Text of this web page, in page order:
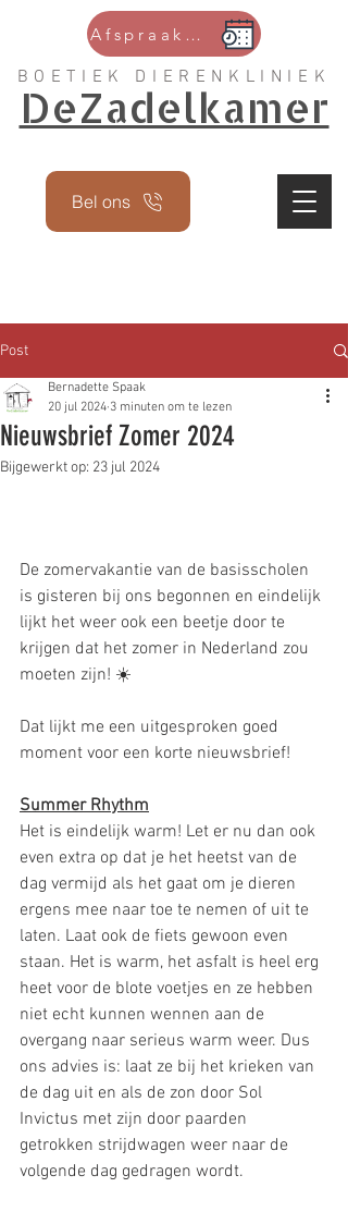
Bel ons
DeZadelkamer
BOETIEK DIERENKLINIEK
Afspraak maken
Post
Nieuwsbrief Zomer 2024
Bernadette Spaak
20 jul 2024 3 minuten om te lezen
Bijgewerkt op: 23 jul 2024
De zomervakantie van de basisscholen
is gisteren bij ons begonnen en eindelijk
lijkt het weer ook een beetje door te
krijgen dat het zomer in Nederland zou
moeten zijn! ☀️
Dat lijkt me een uitgesproken goed
moment voor een korte nieuwsbrief!
Summer Rhythm
Het is eindelijk warm! Let er nu dan ook
even extra op dat je het heetst van de
dag vermijd als het gaat om je dieren
ergens mee naar toe te nemen of uit te
laten. Laat ook de fiets gewoon even
staan. Het is warm, het asfalt is heel erg
heet voor de blote voetjes en ze hebben
niet echt kunnen wennen aan de
overgang naar serieus warm weer. Dus
ons advies is: laat ze bij het krieken van
de dag uit en als de zon door Sol
Invictus met zijn door paarden
getrokken strijdwagen weer naar de
volgende dag gedragen wordt.